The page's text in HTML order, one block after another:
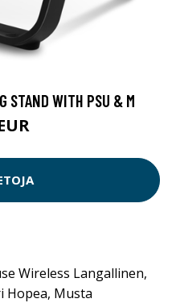
STAND WITH PSU & M